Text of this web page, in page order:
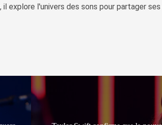
explore l'univers des sons pour partager